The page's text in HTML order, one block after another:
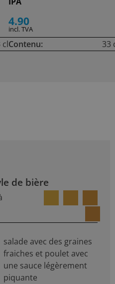
cl
4.90
incl. TVA
Contenu: 33
de bière
salade avec des graines
fraiches et poulet avec
une sauce légèrement
piquante